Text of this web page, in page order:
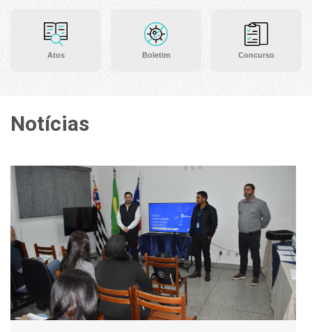
Atos Boletim Concurso
Notícias